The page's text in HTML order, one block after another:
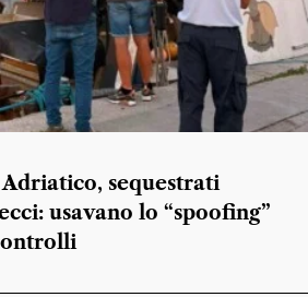
sequestrati
usavano lo “spoofing”